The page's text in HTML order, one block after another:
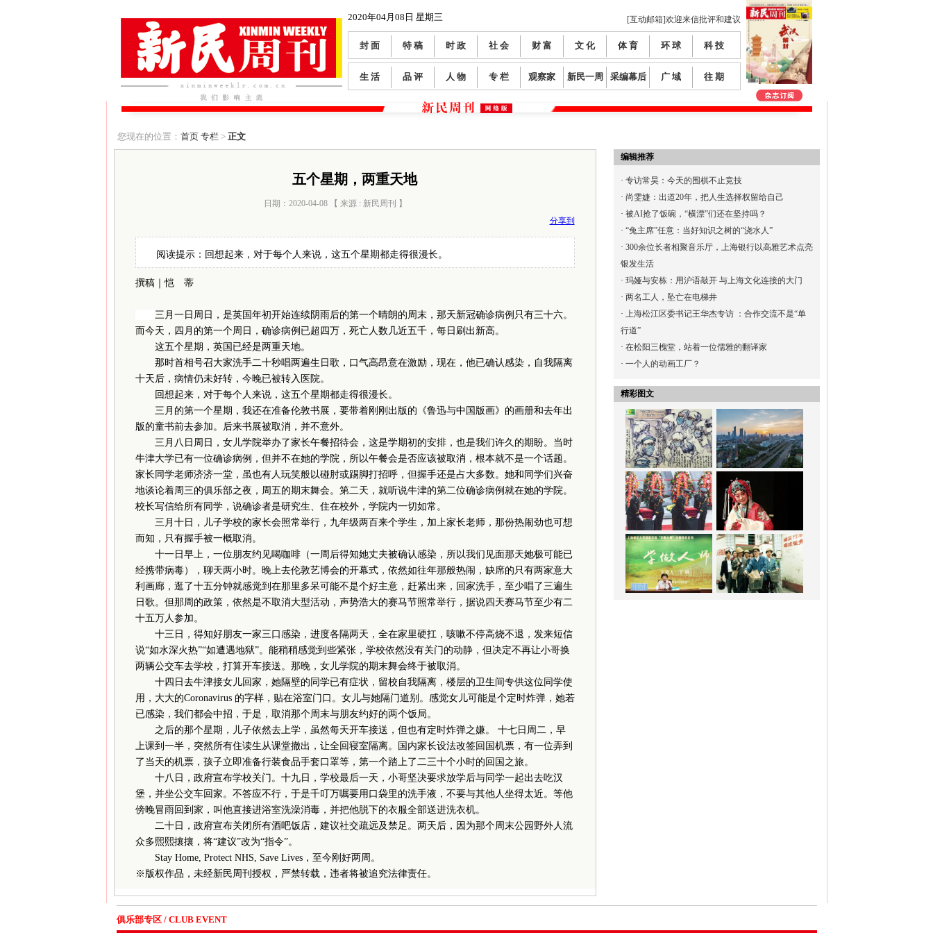
2020年04月08日 星期三 [互动邮箱]欢迎来信批评和建议
封 面 特 稿 时 政 社 会 财 富 文 化 体 育 环 球 科 技
生 活 品 评 人 物 专 栏 观察家 新民一周 采编幕后 广 域 往 期
您现在的位置： 首页 专栏> 正文
五个星期，两重天地
日期：2020-04-08 【 来源 : 新民周刊 】
分享到
阅读提示：回想起来，对于每个人来说，这五个星期都走得很漫长。
撰稿｜恺 蒂
三月一日周日，是英国年初开始连续阴雨后的第一个晴朗的周末，那天新冠确诊病例只有三十六。
而今天，四月的第一个周日，确诊病例已超四万，死亡人数几近五千，每日刷出新高。
这五个星期，英国已经是两重天地。
那时首相号召大家洗手二十秒唱两遍生日歌，口气高昂意在激励，现在，他已确认感染，自我隔离
十天后，病情仍未好转，今晚已被转入医院。
回想起来，对于每个人来说，这五个星期都走得很漫长。
三月的第一个星期，我还在准备伦敦书展，要带着刚刚出版的《鲁迅与中国版画》的画册和去年出
版的童书前去参加。后来书展被取消，并不意外。
三月八日周日，女儿学院举办了家长午餐招待会，这是学期初的安排，也是我们许久的期盼。当时
牛津大学已有一位确诊病例，但并不在她的学院，所以午餐会是否应该被取消，根本就不是一个话题。
家长同学老师济济一堂，虽也有人玩笑般以碰肘或踢脚打招呼，但握手还是占大多数。她和同学们兴奋
地谈论着周三的俱乐部之夜，周五的期末舞会。第二天，就听说牛津的第二位确诊病例就在她的学院。
校长写信给所有同学，说确诊者是研究生、住在校外，学院内一切如常。
三月十日，儿子学校的家长会照常举行，九年级两百来个学生，加上家长老师，那份热闹劲也可想
而知，只有握手被一概取消。
十一日早上，一位朋友约见喝咖啡（一周后得知她丈夫被确认感染，所以我们见面那天她极可能已
经携带病毒），聊天两小时。晚上去伦敦艺博会的开幕式，依然如往年那般热闹，缺席的只有两家意大
利画廊，逛了十五分钟就感觉到在那里多呆可能不是个好主意，赶紧出来，回家洗手，至少唱了三遍生
日歌。但那周的政策，依然是不取消大型活动，声势浩大的赛马节照常举行，据说四天赛马节至少有二
十五万人参加。
十三日，得知好朋友一家三口感染，进度各隔两天，全在家里硬扛，咳嗽不停高烧不退，发来短信
说“如水深火热”“如遭遇地狱”。能稍稍感觉到些紧张，学校依然没有关门的动静，但决定不再让小哥换
两辆公交车去学校，打算开车接送。那晚，女儿学院的期末舞会终于被取消。
十四日去牛津接女儿回家，她隔壁的同学已有症状，留校自我隔离，楼层的卫生间专供这位同学使
用，大大的Coronavirus 的字样，贴在浴室门口。女儿与她隔门道别。感觉女儿可能是个定时炸弹，她若
已感染，我们都会中招，于是，取消那个周末与朋友约好的两个饭局。
之后的那个星期，儿子依然去上学，虽然每天开车接送，但也有定时炸弹之嫌。 十七日周二，早
上课到一半，突然所有住读生从课堂撤出，让全回寝室隔离。国内家长设法改签回国机票，有一位弄到
了当天的机票，孩子立即准备行装食品手套口罩等，第一个踏上了二三十个小时的回国之旅。
十八日，政府宣布学校关门。十九日，学校最后一天，小哥坚决要求放学后与同学一起出去吃汉
堡，并坐公交车回家。不答应不行，于是千叮万嘱要用口袋里的洗手液，不要与其他人坐得太近。等他
傍晚冒雨回到家，叫他直接进浴室洗澡消毒，并把他脱下的衣服全部送进洗衣机。
二十日，政府宣布关闭所有酒吧饭店，建议社交疏远及禁足。两天后，因为那个周末公园野外人流
众多熙熙攘攘，将“建议”改为“指令”。
Stay Home, Protect NHS, Save Lives，至今刚好两周。
※ 版权作品，未经新民周刊授权，严禁转载，违者将被追究法律责任。
编辑推荐
· 专访常昊：今天的围棋不止竞技
· 尚雯婕：出道20年，把人生选择权留给自己
· 被AI抢了饭碗，“横漂”们还在坚持吗？
· “兔主席”任意：当好知识之树的“浇水人”
· 300余位长者相聚音乐厅，上海银行以高雅艺术点亮
银发生活
· 玛娅与安栋：用沪语敲开 与上海文化连接的大门
· 两名工人，坠亡在电梯井
· 上海松江区委书记王华杰专访 ：合作交流不是“单
行道”
· 在松阳三槐堂，站着一位儒雅的翻译家
· 一个人的动画工厂？
精彩图文
俱乐部专区 / CLUB EVENT